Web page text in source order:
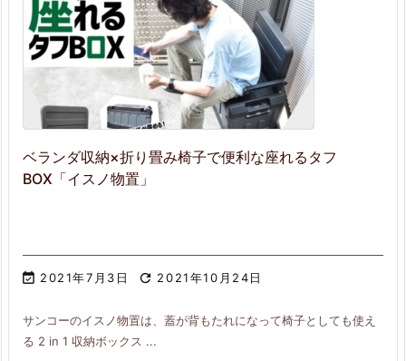
ベランダ収納×折り畳み椅子で便利な座れるタフ
BOX「イスノ物置」
 2021年7月3日  2021年10月24日
サンコーのイスノ物置は、蓋が背もたれになって椅子としても使え
る 2 in 1 収納ボックス ...